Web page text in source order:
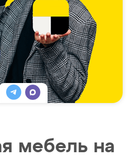
мебель на